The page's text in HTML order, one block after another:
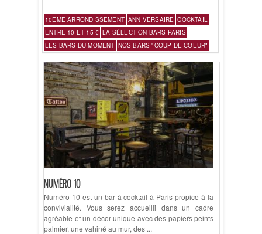
10ÈME ARRONDISSEMENT ANNIVERSAIRE COCKTAIL
ENTRE 10 ET 15 € LA SÉLECTION BARS PARIS
LES BARS DU MOMENT NOS BARS "COUP DE COEUR"
NUMÉRO 10
Numéro 10 est un bar à cocktail à Paris propice à la
convivialité. Vous serez accueilli dans un cadre
agréable et un décor unique avec des papiers peints
palmier, une vahiné au mur, des ...